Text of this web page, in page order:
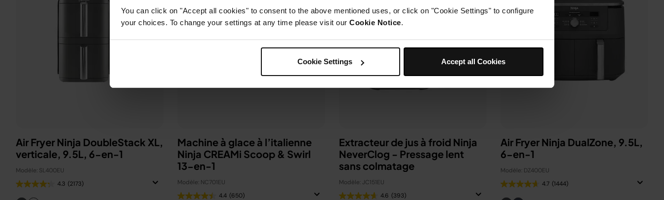
You can click on "Accept all cookies" to consent to the above mentioned uses, or click on "Cookie Settings" to configure
your choices. To change your settings at any time please visit our Cookie Notice.
Cookie Settings Accept all Cookies
Air Fryer Ninja DoubleStack XL,
verticale, 9.5L, 6-en-1
Modèle: SL400EU
4.3 (2173)
Machine à glace à l’italienne
Ninja CREAMi Scoop & Swirl​
13-en-1
Modèle: NC701EU
4.4 (650)
Extracteur de jus à froid Ninja
NeverClog - Pressage lent
sans colmatage
Modèle: JC151EU
4.6 (393)
Air Fryer Ninja DualZone, 9.5L,
6-en-1
Modèle: DZ400EU
4.7 (1444)